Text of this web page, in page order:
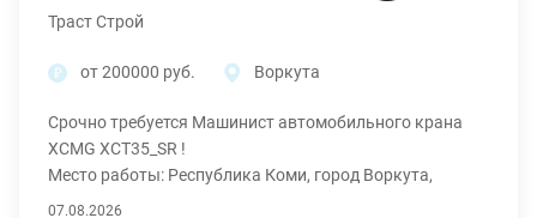
Траст Строй
от 200000 руб. Воркута
Срочно требуется Машинист автомобильного крана
XCMG XCT35_SR !
Место работы: Республика Коми, город Воркута,
Воркутинская ТЭЦ 2
07.08.2026